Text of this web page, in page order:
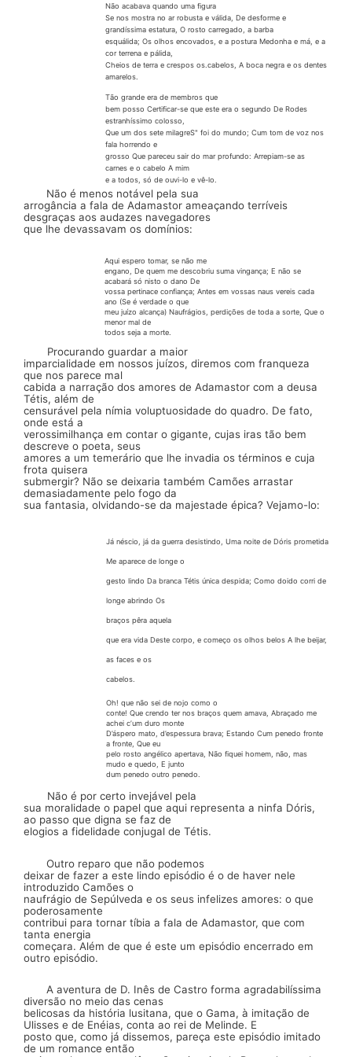
Não acabava quando uma figura
Se nos mostra no ar robusta e válida, De desforme e
grandíssima estatura, O rosto carregado, a barba
esquálida; Os olhos encovados, e a postura Medonha e má, e a
cor terrena e pálida,
Cheios de terra e crespos os.cabelos, A boca negra e os dentes
amarelos.
Tão grande era de membros que
bem posso Certificar-se que este era o segundo De Rodes
estranhíssimo colosso,
Que um dos sete milagreS" foi do mundo; Cum tom de voz nos
fala horrendo e
grosso Que pareceu sair do mar profundo: Arrepiam-se as
carnes e o cabelo A mim
e a todos, só de ouvi-lo e vê-lo.
Não é menos notável pela sua
arrogância a fala de Ada­mastor ameaçando terríveis
desgraças aos audazes navegadores
que lhe devassavam os domínios:
Aqui espero tomar, se não me
engano, De quem me descobriu suma vingança; E não se
acabará só nisto o dano De
vossa pertinace confiança; Antes em vossas naus vereis cada
ano (Se é verdade o que
meu juízo alcança) Naufrágios, perdições de toda a sorte, Que o
menor mal de
todos seja a morte.
Procurando guardar a maior
imparcialidade em nossos juízos, diremos com franqueza
que nos parece mal
cabida a narração dos amores de Adamastor com a deusa
Tétis, além de
censurável pela nímia voluptuosidade do quadro. De fato,
onde está a
verossimilhança em contar o gigante, cujas iras tão bem
descreve o poeta, seus
amores a um temerário que lhe invadia os términos e cuja
frota quisera
submergir? Não se deixaria também Camões arrastar
demasiadamente pelo fogo da
sua fantasia, olvidando-se da majestade épica? Vejamo-lo:
Já néscio, já da guerra desistindo, Uma noite de Dóris prometida
Me aparece de longe o
gesto lindo Da branca Tétis única despida; Como doido corri de
longe abrindo Os
braços pêra aquela
que era vida Deste corpo, e começo os olhos belos A lhe beijar,
as faces e os
cabelos.
Oh!que não sei de nojo como o
conte! Que crendo ter nos braços quem amava, Abraçado me
achei c’um duro monte
D’áspero mato, d’espessura brava; Estando Cum penedo fronte
a fronte, Que eu
pelo rosto angélico apertava, Não fiquei homem, não, mas
mudo e quedo, E junto
dum penedo outro penedo.
Não é por certo invejável pela
sua moralidade o papel que aqui representa a ninfa Dóris,
ao passo que digna se faz de
elogios a fidelidade conjugal de Tétis.
Outro reparo que não podemos
deixar de fazer a este lindo episódio é o de haver nele
introduzido Camões o
naufrágio de Sepúlveda e os seus infelizes amores: o que
poderosamente
contribui para tornar tíbia a fala de Adamastor, que com
tanta energia
começara. Além de que é este um episódio encerrado em
outro episódio.
A aventura de D. Inês de Castro forma agradabilíssima
diversão no meio das cenas
belicosas da história lusitana, que o Gama, à imitação de
Ulisses e de Enéias, conta ao rei de Melinde. E
posto que, como já dissemos, pareça este episódio imitado
de um romance então